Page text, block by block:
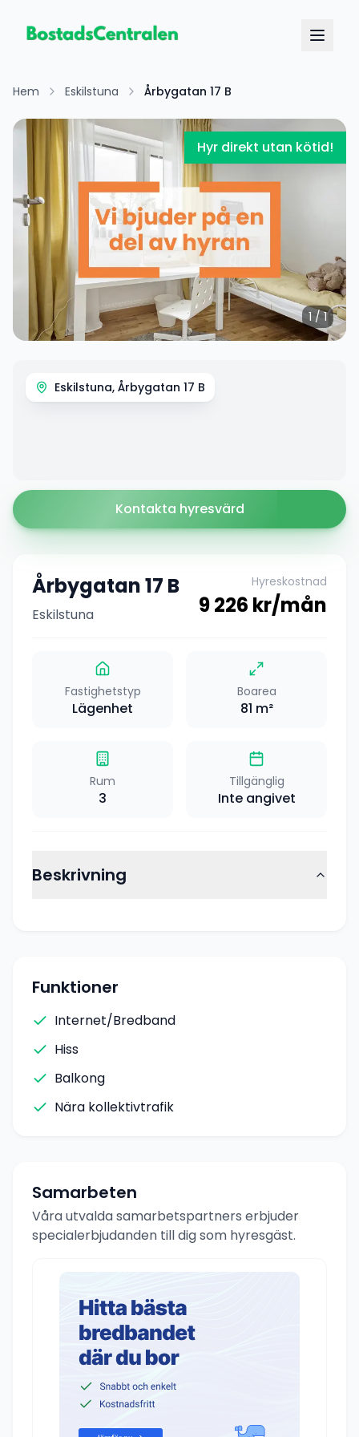
Hem Eskilstuna Årbygatan 17 B
Hyr direkt utan kötid!
1 / 1
Eskilstuna, Årbygatan 17 B
Kontakta hyresvärd
Årbygatan 17 B
Eskilstuna
Hyreskostnad
9 226 kr/mån
Fastighetstyp
Lägenhet
Boarea
81 m²
Rum
3
Tillgänglig
Inte angivet
Beskrivning
Funktioner
Internet/Bredband
Hiss
Balkong
Nära kollektivtrafik
Samarbeten
Våra utvalda samarbetspartners erbjuder
specialerbjudanden till dig som hyresgäst.